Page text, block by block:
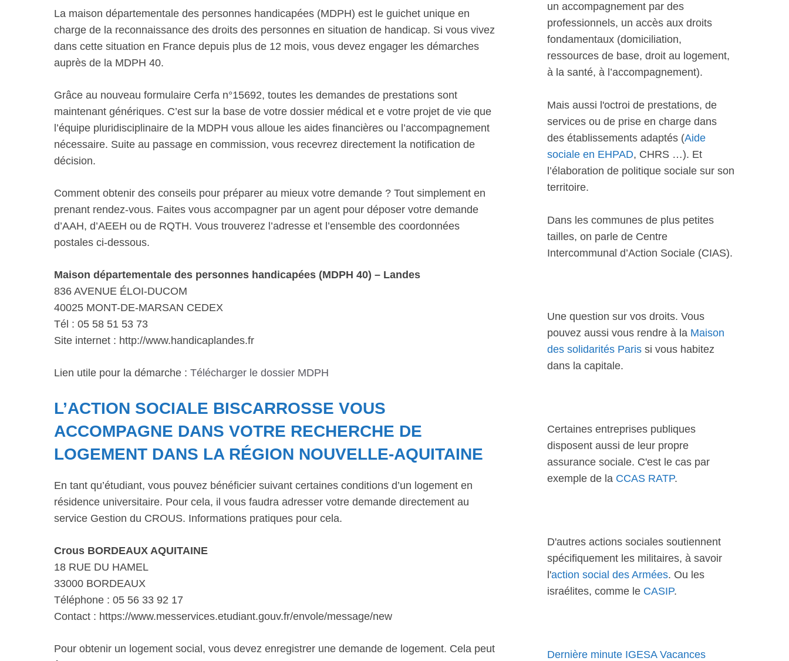
La maison départementale des personnes handicapées (MDPH) est le guichet unique en
charge de la reconnaissance des droits des personnes en situation de handicap. Si vous vivez
dans cette situation en France depuis plus de 12 mois, vous devez engager les démarches
auprès de la MDPH 40.
Grâce au nouveau formulaire Cerfa n°15692, toutes les demandes de prestations sont
maintenant génériques. C’est sur la base de votre dossier médical et e votre projet de vie que
l’équipe pluridisciplinaire de la MDPH vous alloue les aides financières ou l’accompagnement
nécessaire. Suite au passage en commission, vous recevrez directement la notification de
décision.
Comment obtenir des conseils pour préparer au mieux votre demande ? Tout simplement en
prenant rendez-vous. Faites vous accompagner par un agent pour déposer votre demande
d’AAH, d’AEEH ou de RQTH. Vous trouverez l’adresse et l’ensemble des coordonnées
postales ci-dessous.
Maison départementale des personnes handicapées (MDPH 40) – Landes
836 AVENUE ÉLOI-DUCOM
40025 MONT-DE-MARSAN CEDEX
Tél : 05 58 51 53 73
Site internet : http://www.handicaplandes.fr
Lien utile pour la démarche : Télécharger le dossier MDPH
L’ACTION SOCIALE BISCARROSSE VOUS
ACCOMPAGNE DANS VOTRE RECHERCHE DE
LOGEMENT DANS LA RÉGION NOUVELLE-AQUITAINE
En tant qu’étudiant, vous pouvez bénéficier suivant certaines conditions d’un logement en
résidence universitaire. Pour cela, il vous faudra adresser votre demande directement au
service Gestion du CROUS. Informations pratiques pour cela.
Crous BORDEAUX AQUITAINE
18 RUE DU HAMEL
33000 BORDEAUX
Téléphone : 05 56 33 92 17
Contact : https://www.messervices.etudiant.gouv.fr/envole/message/new
Pour obtenir un logement social, vous devez enregistrer une demande de logement. Cela peut
un accompagnement par des
professionnels, un accès aux droits
fondamentaux (domiciliation,
ressources de base, droit au logement,
à la santé, à l’accompagnement).
Mais aussi l'octroi de prestations, de
services ou de prise en charge dans
des établissements adaptés (Aide
sociale en EHPAD, CHRS …). Et
l’élaboration de politique sociale sur son
territoire.
Dans les communes de plus petites
tailles, on parle de Centre
Intercommunal d’Action Sociale (CIAS).
Une question sur vos droits. Vous
pouvez aussi vous rendre à la Maison
des solidarités Paris si vous habitez
dans la capitale.
Certaines entreprises publiques
disposent aussi de leur propre
assurance sociale. C'est le cas par
exemple de la CCAS RATP.
D'autres actions sociales soutiennent
spécifiquement les militaires, à savoir
l'action social des Armées. Ou les
israélites, comme le CASIP.
Dernière minute IGESA Vacances